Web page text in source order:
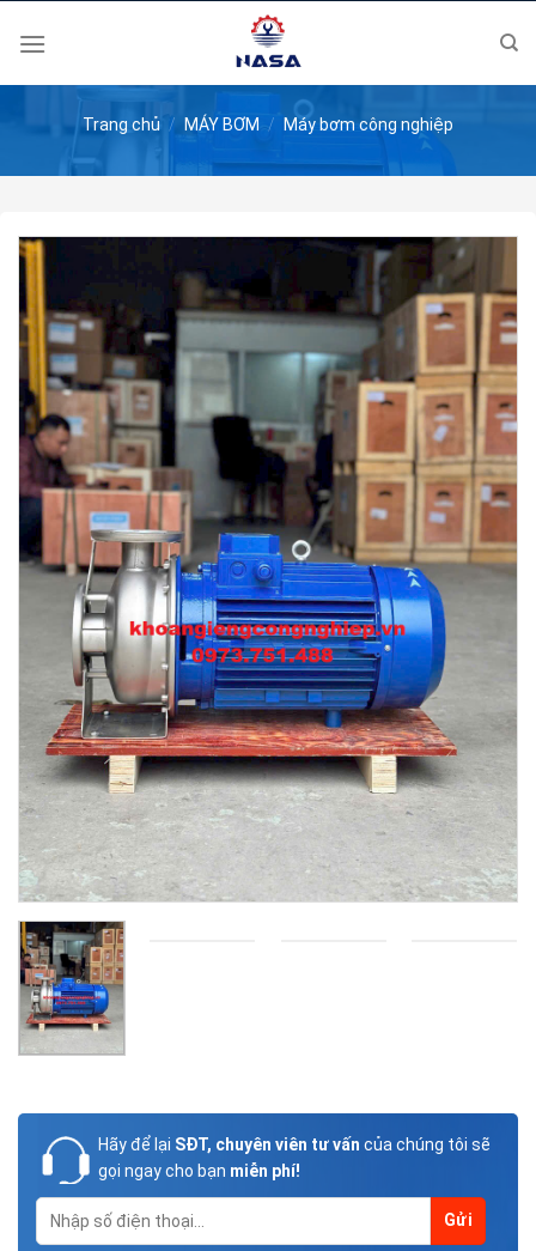
Trang chủ / MÁY BƠM / Máy bơm công nghiệp
Hãy để lại SĐT, chuyên viên tư vấn của chúng tôi sẽ
gọi ngay cho bạn miễn phí!